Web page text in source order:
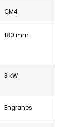
CM4
180 mm
3 kW
Engranes